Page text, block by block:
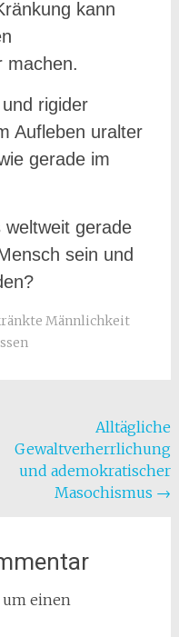
kann
machen.
rigider
Aufleben uralter
gerade im
weltweit gerade
sein und
Männlichkeit
Alltägliche
Gewaltverherrlichung
und ademokratischer
Masochismus →
einen